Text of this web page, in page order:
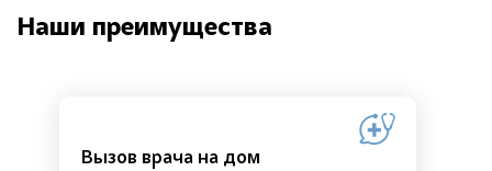
Наши преимущества
Вызов врача на дом